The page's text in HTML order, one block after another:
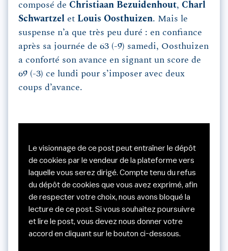
composé de Christiaan Bezuidenhout, Charl
Schwartzel et Louis Oosthuizen. Mais le
suspense n’a que très peu duré : en confiance
après sa journée de 63 (-9) samedi, Oosthuizen
a conforté son avance en signant un score de
69 (-3) ce lundi pour s’imposer avec deux
coups d’avance.
Le visionnage de ce post peut entraîner le dépôt
de cookies par le vendeur de la plateforme vers
laquelle vous serez dirigé. Compte tenu du refus
du dépôt de cookies que vous avez exprimé, afin
de respecter votre choix, nous avons bloqué la
lecture de ce post. Si vous souhaitez poursuivre
et lire le post, vous devez nous donner votre
accord en cliquant sur le bouton ci-dessous.